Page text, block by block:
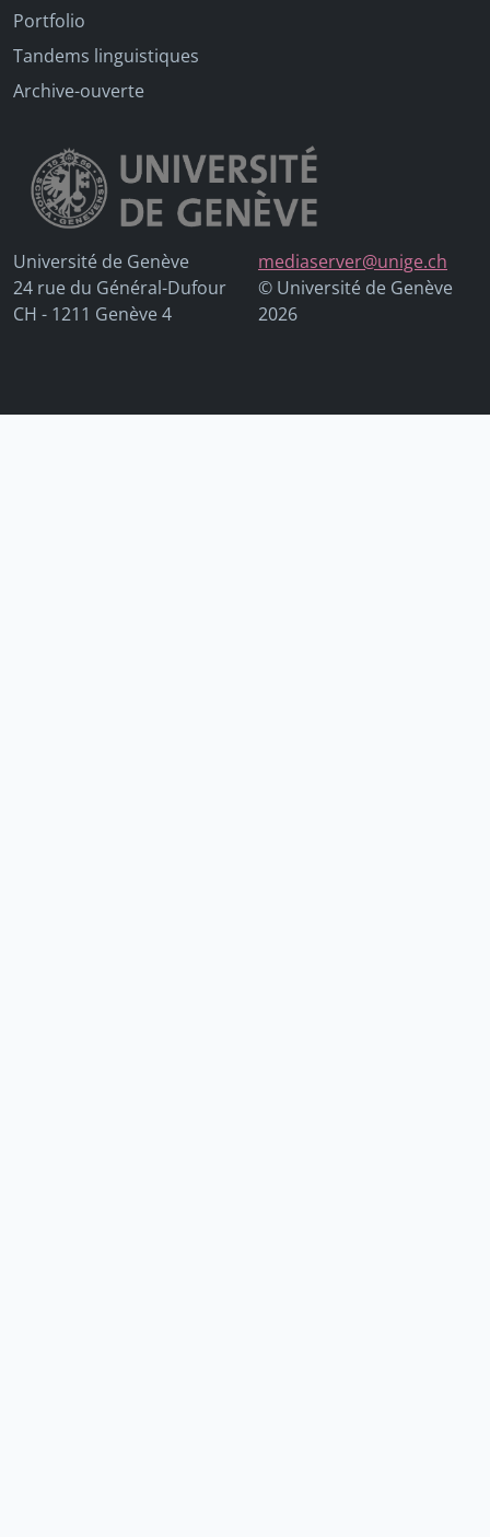
Portfolio
Tandems linguistiques
Archive-ouverte
Université de Genève
24 rue du Général-Dufour
CH - 1211 Genève 4
mediaserver@unige.ch
© Université de Genève
2026